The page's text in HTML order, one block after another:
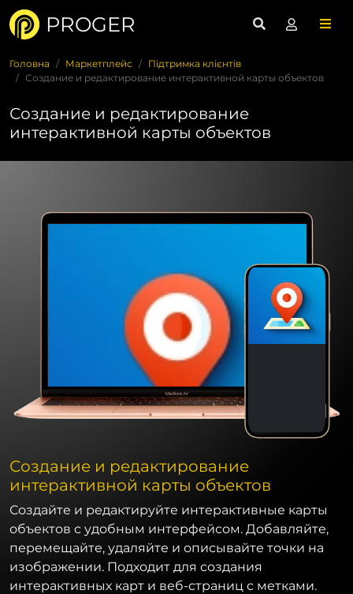
PROGER
Головна Маркетплейс
Підтримка клієнтів
Создание и редактирование интерактивной карты объектов
Создание и редактирование
интерактивной карты объектов
Создание и редактирование
интерактивной карты объектов
Создайте и редактируйте интерактивные карты
объектов с удобным интерфейсом. Добавляйте,
перемещайте, удаляйте и описывайте точки на
изображении. Подходит для создания
интерактивных карт и веб-страниц с метками.